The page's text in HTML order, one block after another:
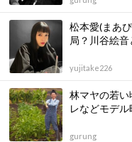
松本愛(まあ
局？川谷絵
yujitake226
林マヤの若い
レなどモデ
gurung